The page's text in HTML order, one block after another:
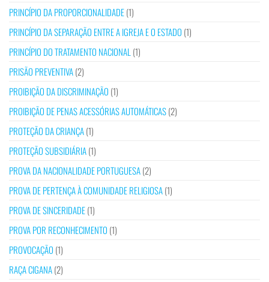
PRINCÍPIO DA PROPORCIONALIDADE(1)
PRINCÍPIO DA SEPARAÇÃO ENTRE A IGREJA E O ESTADO (1)
PRINCÍPIO DO TRATAMENTO NACIONAL (1)
PRISÃO PREVENTIVA(2)
PROIBIÇÃO DA DISCRIMINAÇÃO (1)
PROIBIÇÃO DE PENAS ACESSÓRIAS AUTOMÁTICAS(2)
PROTEÇÃO DA CRIANÇA(1)
PROTEÇÃO SUBSIDIÁRIA(1)
PROVA DA NACIONALIDADE PORTUGUESA(2)
PROVA DE PERTENÇA À COMUNIDADE RELIGIOSA(1)
PROVA DE SINCERIDADE(1)
PROVA POR RECONHECIMENTO (1)
PROVOCAÇÃO (1)
RAÇA CIGANA(2)